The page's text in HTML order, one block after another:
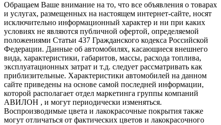
Обращаем Ваше внимание на то, что все объявления о товарах
и услугах, размещенных на настоящем интернет-сайте, носят
исключительно информационный характер и ни при каких
условиях не являются публичной офертой, определяемой
положениями Статьи 437 Гражданского кодекса Российской
Федерации. Данные об автомобилях, касающиеся внешнего
вида, характеристики, габаритов, массы, расхода топлива,
эксплуатационных затрат и т.д. следует рассматривать как
приблизительные. Характеристики автомобилей на данном
сайте приведены на основе самой последней информации,
которой располагает отдел маркетинга группы компаний
АВИЛОН , и могут периодически изменяться.
Воспроизводимые цвета и лакокрасочные покрытия также
могут отличаться от фактических цветов и лакокрасочного